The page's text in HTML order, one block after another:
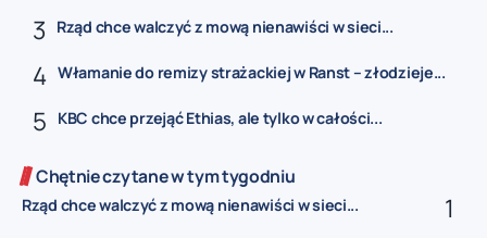
Rząd chce walczyć z mową nienawiści w sieci...
Włamanie do remizy strażackiej w Ranst – złodzieje...
KBC chce przejąć Ethias, ale tylko w całości...
Chętnie czytane w tym tygodniu
Rząd chce walczyć z mową nienawiści w sieci...